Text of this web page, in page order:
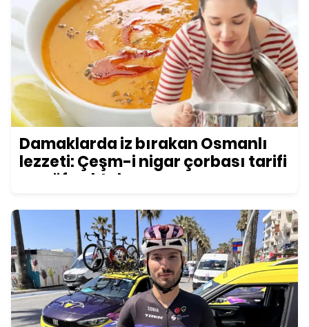
Damaklarda iz bırakan Osmanlı
lezzeti: Çeşm-i nigar çorbası tarifi
ve püf noktaları